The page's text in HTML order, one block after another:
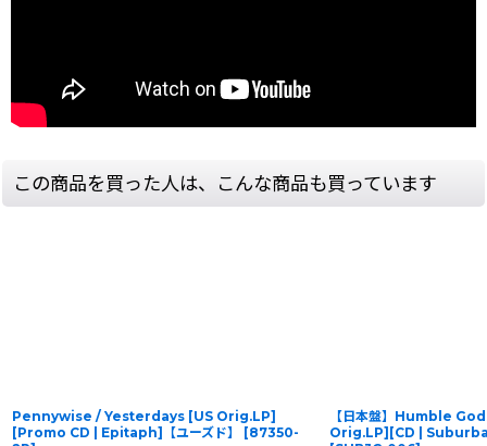
この商品を買った人は、こんな商品も買っています
Pennywise / Yesterdays [US Orig.LP]
[Promo CD | Epitaph]【ユーズド】
[87350-
【日本盤】Humble
Orig.LP][CD |